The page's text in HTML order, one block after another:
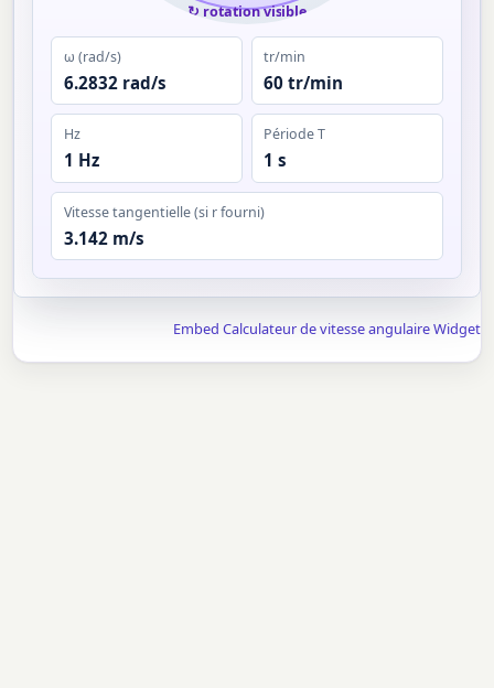
↻ rotation visible
ω (rad/s)
6.2832 rad/s
tr/min
60 tr/min
Hz
1 Hz
Période T
1 s
Vitesse tangentielle (si r fourni)
3.142 m/s
Embed Calculateur de vitesse angulaire Widget